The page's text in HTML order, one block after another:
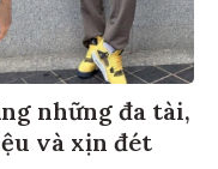
những đa tài,
và xịn đét